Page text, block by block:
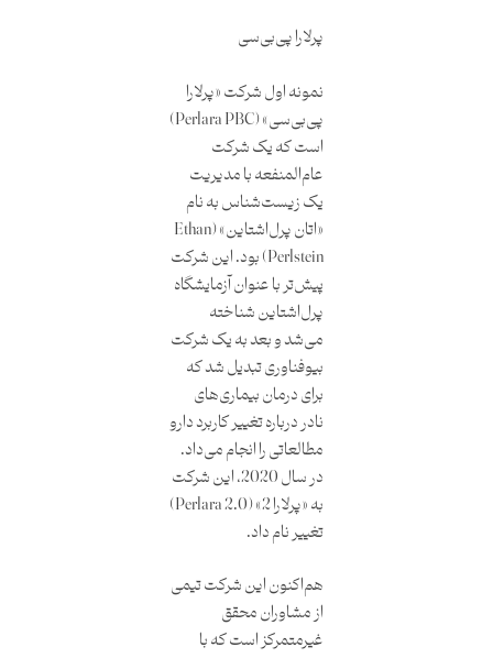
پرلارا پی‌بی‌سی
نمونه اول شرکت «پرلارا
پی‌بی‌سی» (Perlara PBC)
است که یک شرکت
عام‌المنفعه با مدیریت
یک زیست‌شناس به نام
«اتان پرل‌اشتاین» (Ethan
Perlstein) بود. این شرکت
پیش‌تر با عنوان آزمایشگاه
پرل‌اشتاین شناخته
می‌شد و بعد به یک شرکت
بیوفناوری تبدیل شد که
برای درمان بیماری‌های
نادر درباره تغییر کاربرد دارو
مطالعاتی را انجام می‌داد.
در سال 2020، این شرکت
به «پرلارا 2» (Perlara 2.0)
تغییر نام داد.
هم‌اکنون این شرکت تیمی
از مشاوران محقق
غیرمتمرکز است که با